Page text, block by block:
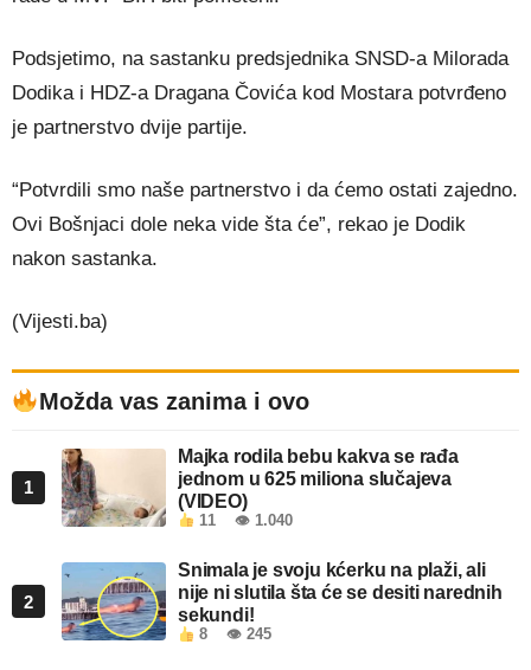
Podsjetimo, na sastanku predsjednika SNSD-a Milorada
Dodika i HDZ-a Dragana Čovića kod Mostara potvrđeno
je partnerstvo dvije partije.
“Potvrdili smo naše partnerstvo i da ćemo ostati zajedno.
Ovi Bošnjaci dole neka vide šta će”, rekao je Dodik
nakon sastanka.
(Vijesti.ba)
Možda vas zanima i ovo
1
Majka rodila bebu kakva se rađa
jednom u 625 miliona slučajeva
(VIDEO)
11 👁 1.040
2
Snimala je svoju kćerku na plaži, ali
nije ni slutila šta će se desiti narednih
sekundi!
8 👁 245